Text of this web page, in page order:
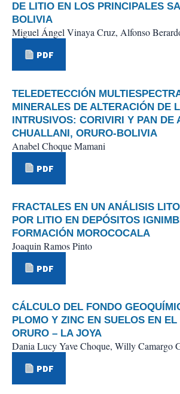
DE LITIO EN LOS PRINCIPALES
BOLIVIA
Miguel Ángel Vinaya Cruz, Alfonso
PDF
TELEDETECCIÓN
MINERALES DE ALTERACIÓN DE
INTRUSIVOS: CORIVIRI Y PAN DE
CHUALLANI, ORURO-BOLIVIA
Anabel Choque Mamani
PDF
FRACTALES EN UN ANÁLISIS
POR LITIO EN DEPÓSITOS
FORMACIÓN MOROCOCALA
Joaquin Ramos Pinto
PDF
CÁLCULO DEL FONDO
PLOMO Y ZINC EN SUELOS EN EL
ORURO – LA JOYA
Dania Lucy Yave Choque, Willy Camargo
PDF